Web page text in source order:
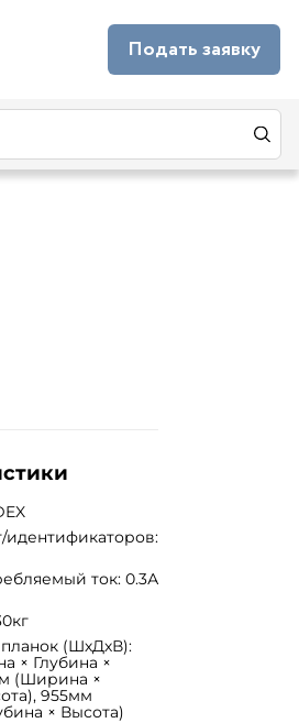
Подать заявку
идентификаторов:
ток: 0.3А
(ШхДхВ):
× Глубина ×
(Ширина ×
955мм
× Высота)